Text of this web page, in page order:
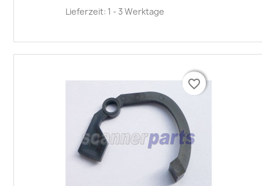
Lieferzeit: 1 - 3 Werktage
favorite_border
favorite_border